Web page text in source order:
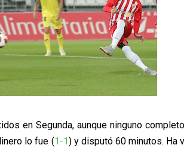
en Segunda, aunque ninguno
lo fue (1-1) y disputó 60 minutos. Ha